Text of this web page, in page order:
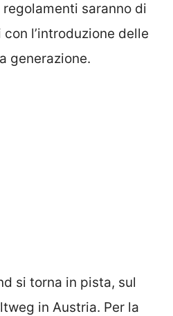
saranno di
l’introduzione delle
generazione.
si torna in pista, sul
in Austria. Per la